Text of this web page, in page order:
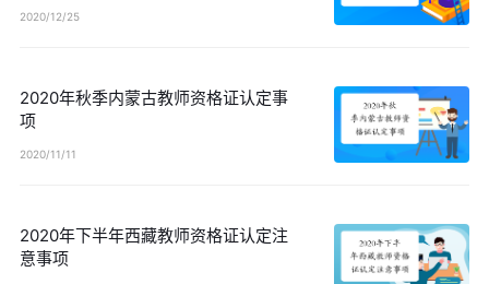
2020/12/25
2020年秋季内蒙古教师资格证认定事
项
2020/11/11
2020年下半年西藏教师资格证认定注
意事项